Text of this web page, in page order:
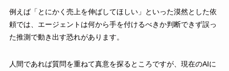
例えば「とにかく売上を伸ばしてほしい」といった漠然とした依
頼では、エージェントは何から手を付けるべきか判断できず誤っ
た推測で動き出す恐れがあります。
人間であれば質問を重ねて真意を探るところですが、現在のAIに